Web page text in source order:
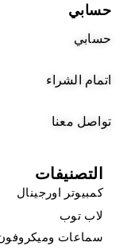
حسابي
حسابي
اتمام الشراء
تواصل معنا
التصنيفات
كمبيوتر اورجينال
لاب توب
سماعات وميكروفون